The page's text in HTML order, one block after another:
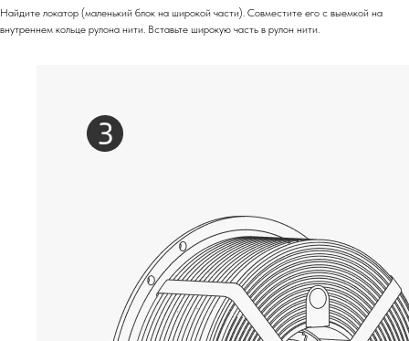
Найдите локатор (маленький блок на широкой части). Совместите его с выемкой на
внутреннем кольце рулона нити. Вставьте широкую часть в рулон нити.